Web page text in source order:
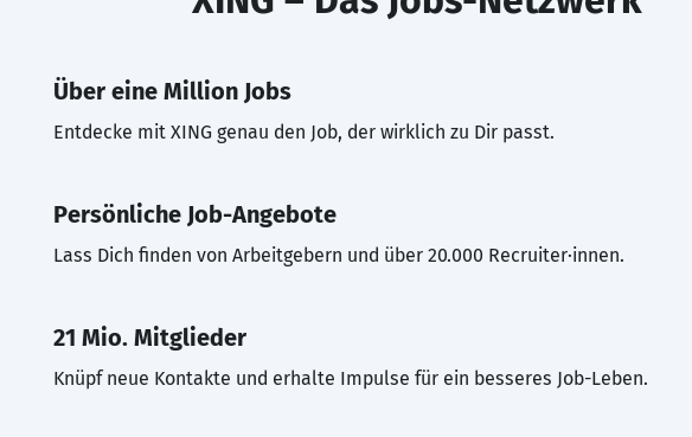
Über eine Million Jobs
Entdecke mit XING genau den Job, der wirklich zu Dir passt.
Persönliche Job-Angebote
Lass Dich finden von Arbeitgebern und über 20.000 Recruiter·innen.
21 Mio. Mitglieder
Knüpf neue Kontakte und erhalte Impulse für ein besseres Job-Leben.